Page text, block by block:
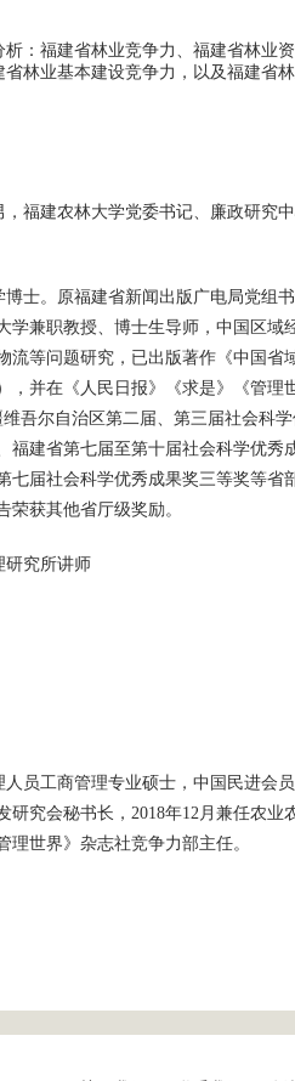
：福建省林业竞争力、福建省林业
林业基本建设竞争力，以及福建省林
，福建农林大学党委书记、廉政研究
博士。原福建省新闻出版广电局党组
学兼职教授、博士生导师，中国区域
等问题研究，已出版著作《中国省
，并在《人民日报》《求是》《管
吾尔自治区第二届、第三届社会科
福建省第七届至第十届社会科学优秀
七届社会科学优秀成果奖三等奖等省
荣获其他省厅级奖励。
研究所讲师
员工商管理专业硕士，中国民进会
研究会秘书长，2018年12月兼任农业
世界》杂志社竞争力部主任。